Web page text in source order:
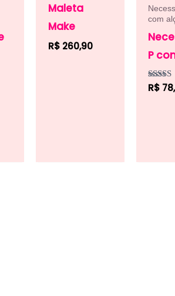
Maleta
Make
R$260,90
com
P
5.00
R$